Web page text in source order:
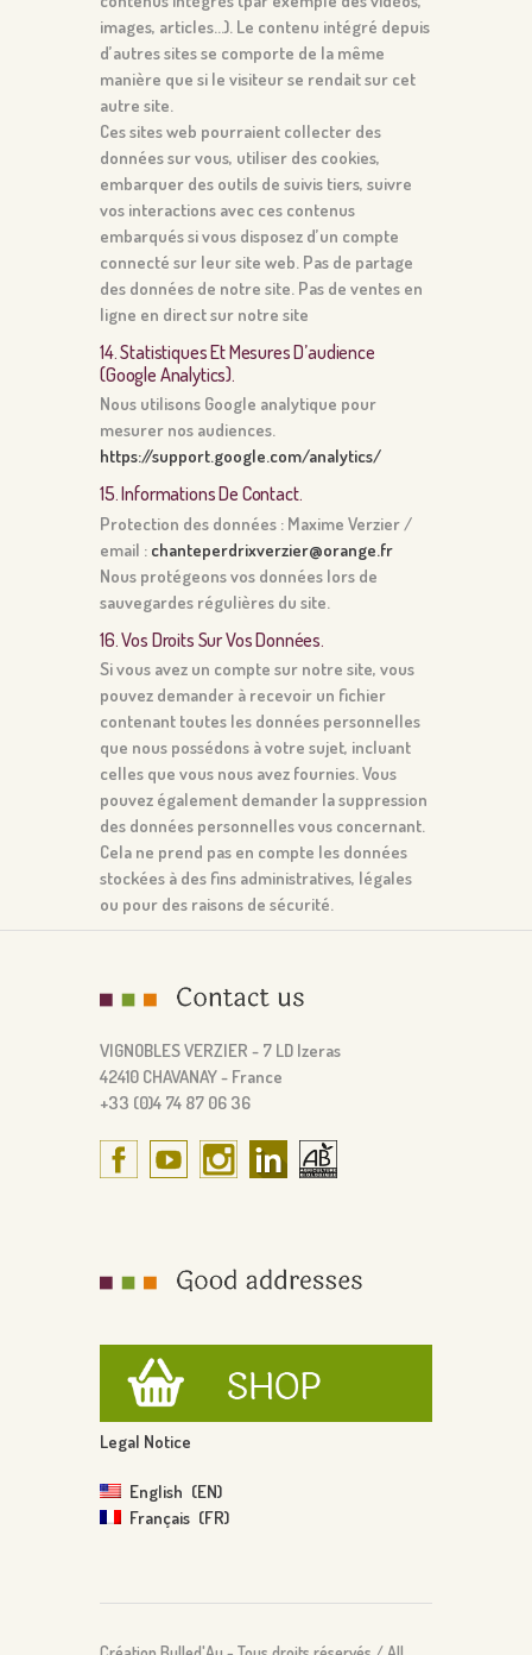
images, articles…). Le contenu intégré depuis
d’autres sites se comporte de la même
manière que si le visiteur se rendait sur cet
autre site.
Ces sites web pourraient collecter des
données sur vous, utiliser des cookies,
embarquer des outils de suivis tiers, suivre
vos interactions avec ces contenus
embarqués si vous disposez d’un compte
connecté sur leur site web. Pas de partage
des données de notre site. Pas de ventes en
ligne en direct sur notre site
14. Statistiques Et Mesures D’audience
(google Analytics).
Nous utilisons Google analytique pour
mesurer nos audiences.
https://support.google.com/analytics/
15. Informations De Contact.
Protection des données : Maxime Verzier /
email : chanteperdrixverzier@orange.fr
Nous protégeons vos données lors de
sauvegardes régulières du site.
16. Vos Droits Sur Vos Données.
Si vous avez un compte sur notre site, vous
pouvez demander à recevoir un fichier
contenant toutes les données personnelles
que nous possédons à votre sujet, incluant
celles que vous nous avez fournies. Vous
pouvez également demander la suppression
des données personnelles vous concernant.
Cela ne prend pas en compte les données
stockées à des fins administratives, légales
ou pour des raisons de sécurité.
VIGNOBLES VERZIER - 7 LD Izeras
42410 CHAVANAY - France
+33 (0)4 74 87 06 36
Legal Notice
English
EN
Français
FR